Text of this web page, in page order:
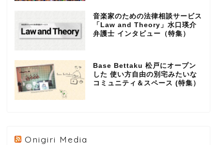
音楽家のための法律相談サービス
「Law and Theory」水口瑛介
弁護士 インタビュー（特集）
Base Bettaku 松戸にオープン
した 使い方自由の別宅みたいな
コミュニティ＆スペース (特集）
Onigiri Media